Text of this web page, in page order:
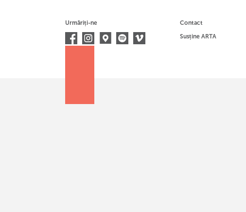
Urmăriți-ne
Contact
Susține ARTA